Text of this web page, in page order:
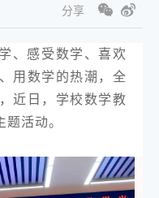
分享
、感受数学、喜欢
用数学的热潮，全
近日，学校数学教
活动。